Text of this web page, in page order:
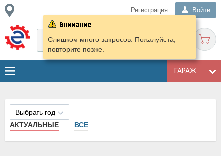
Регистрация Войти
ГАРАЖ
Слишком много запросов. Пожалуйста,
повторите позже.
Выбрать год
АКТУАЛЬНЫЕ
ВСЕ